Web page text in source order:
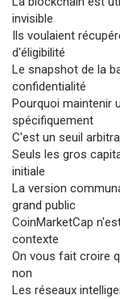
invisible
Ils voulaient
d'éligibilité
Le snapshot de la
confidentialité
Pourquoi maintenir
spécifiquement
C'est un seuil
Seuls les gros
initiale
La version
grand public
CoinMarketCap
contexte
On vous fait croire
non
Les réseaux